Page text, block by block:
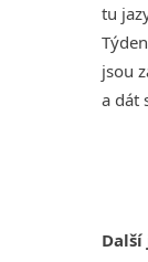
tu
jsou
a dát